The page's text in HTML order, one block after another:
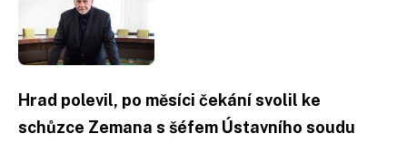
Hrad polevil, po měsíci čekání svolil ke
schůzce Zemana s šéfem Ústavního soudu